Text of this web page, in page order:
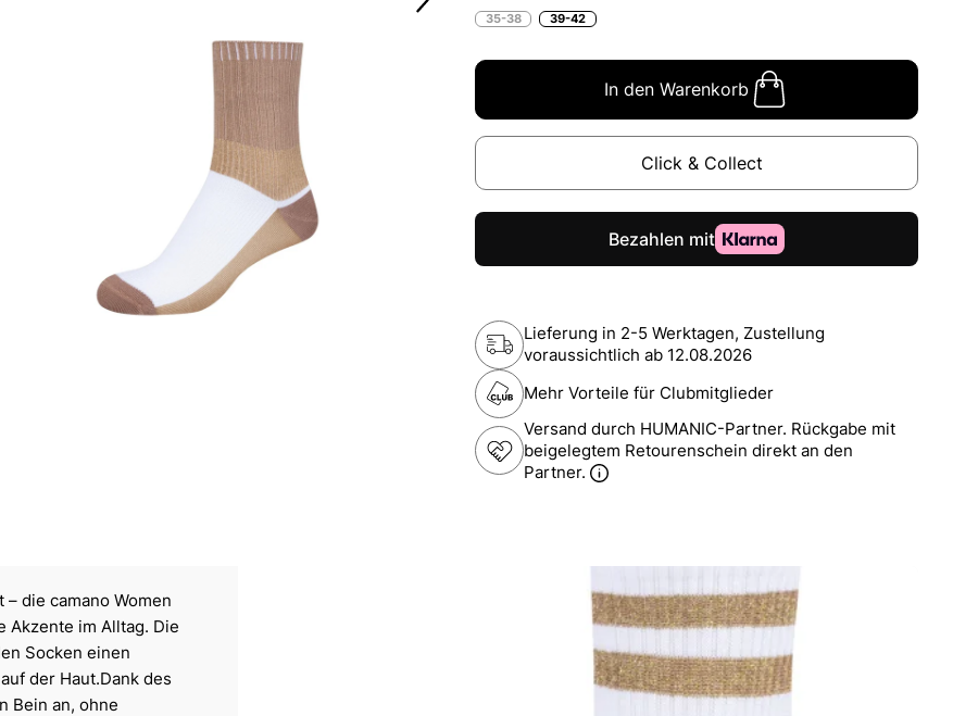
35-38 39-42
In den Warenkorb
Click & Collect
Lieferung in 2-5 Werktagen, Zustellung
voraussichtlich ab 12.08.2026
Mehr Vorteile für Clubmitglieder
Versand durch HUMANIC-Partner. Rückgabe mit
beigelegtem Retourenschein direkt an den
Partner.
die camano Women
Akzente im Alltag. Die
Socken einen
der Haut.Dank des
Bein an, ohne